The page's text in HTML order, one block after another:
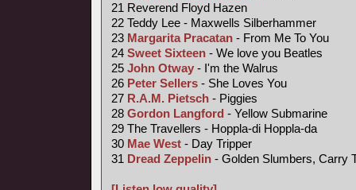
21 Reverend Floyd Hazen
22 Teddy Lee - Maxwells Silberhammer
23 Margarita Pracatan - From Me To You
24 Sweet Sixteen - We love you Beatles
25 John Otway - I'm the Walrus
26 Peter Sellers - She Loves You
27 R.A.M. Pietsch - Piggies
28 Gordon Langford - Yellow Submarine
29 The Travellers - Hoppla-di Hoppla-da
30 Mae West - Day Tripper
31 Dread Zeppelin - Golden Slumbers, Carry